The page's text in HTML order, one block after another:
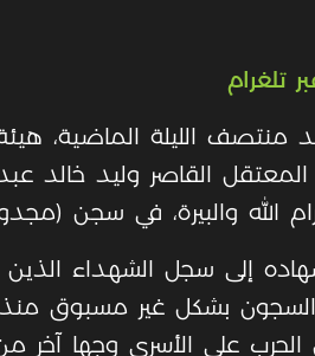
تلغرام
منتصف الليلة الماضية،
المعتقل القاصر وليد خالد
إلى سجل الشهداء الذين
السجون بشكل غير مسبوق
من أكتوبر 2023، لتشكل الحرب على الأسرى وجها